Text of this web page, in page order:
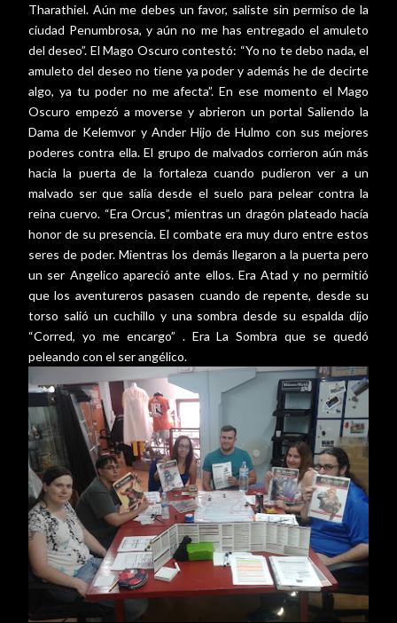
Tharathiel. Aún me debes un favor, saliste sin permiso de la
ciudad Penumbrosa, y aún no me has entregado el amuleto
del deseo”. El Mago Oscuro contestó: “Yo no te debo nada, el
amuleto del deseo no tiene ya poder y además he de decirte
algo, ya tu poder no me afecta”. En ese momento el Mago
Oscuro empezó a moverse y abrieron un portal Saliendo la
Dama de Kelemvor y Ander Hijo de Hulmo con sus mejores
poderes contra ella. El grupo de malvados corrieron aún más
hacia la puerta de la fortaleza cuando pudieron ver a un
malvado ser que salía desde el suelo para pelear contra la
reina cuervo. “Era Orcus”, mientras un dragón plateado hacía
honor de su presencia. El combate era muy duro entre estos
seres de poder. Mientras los demás llegaron a la puerta pero
un ser Angelico apareció ante ellos. Era Atad y no permitió
que los aventureros pasasen cuando de repente, desde su
torso salió un cuchillo y una sombra desde su espalda dijo
“Corred, yo me encargo” . Era La Sombra que se quedó
peleando con el ser angélico.